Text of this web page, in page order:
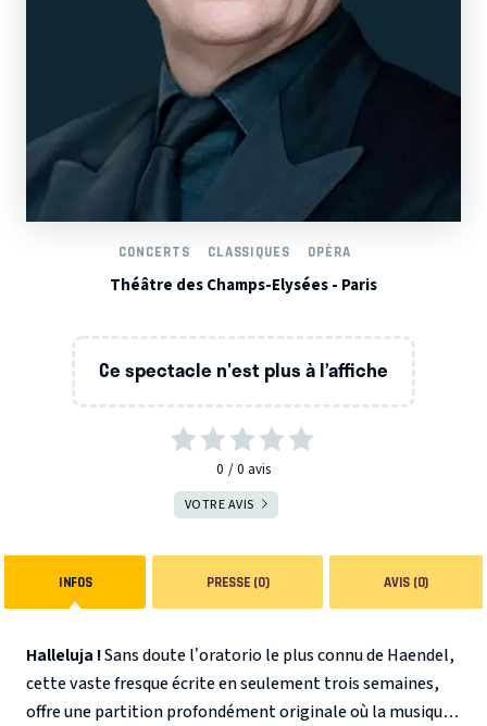
CONCERTS CLASSIQUES OPÉRA
Théâtre des Champs-Elysées - Paris
Ce spectacle n'est plus à l’affiche
0 0 avis
VOTRE AVIS
INFOS PRESSE (0) AVIS (0)
Halleluja !Sans doute l’oratorio le plus connu de Haendel,
cette vaste fresque écrite en seulement trois semaines,
offre une partition profondément originale où la musique